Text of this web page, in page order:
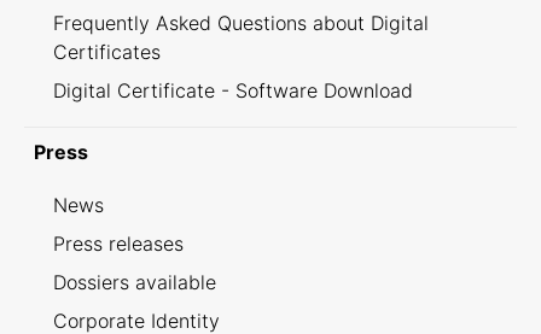
Frequently Asked Questions about Digital
Certificates
Digital Certificate - Software Download
Press
News
Press releases
Dossiers available
Corporate Identity